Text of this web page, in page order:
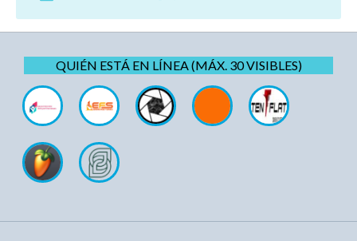
QUIÉN ESTÁ EN LÍNEA (MÁX. 30 VISIBLES)